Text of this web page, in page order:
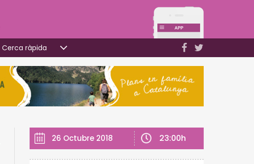
Cerca ràpida
26 Octubre 2018 23:00h